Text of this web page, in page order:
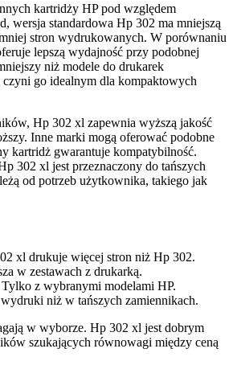
kartridży HP pod względem
wersja standardowa Hp 302 ma mniejszą
stron wydrukowanych. W porównaniu
lepszą wydajność przy podobnej
niż modele do drukarek
go idealnym dla kompaktowych
Hp 302 xl zapewnia wyższą jakość
Inne marki mogą oferować podobne
kartridż gwarantuje kompatybilność.
302 xl jest przeznaczony do tańszych
od potrzeb użytkownika, takiego jak
xl drukuje więcej stron niż Hp 302.
w zestawach z drukarką.
z wybranymi modelami HP.
niż w tańszych zamiennikach.
w wyborze. Hp 302 xl jest dobrym
szukających równowagi między ceną